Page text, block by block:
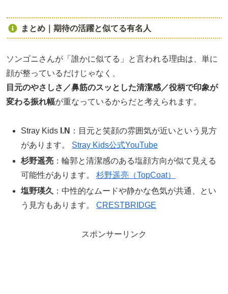
まとめ｜期待の活躍と似てる有名人
ソンゴニさんが「誰かに似てる」と言われる理由は、単に
顔が整っているだけじゃなく、
目元のやさしさ／鼻筋のスッとした清潔感／役柄で印象が
変わる振れ幅が重なっているからだと考えられます。
Stray Kids I.N ：目元と笑顔の雰囲気が近いという見方
があります。 Stray Kids公式YouTube
杉野遥亮 ：輪郭と清潔感のある塩顔方向が似て見える
可能性があります。杉野遥亮（TopCoat）
塩野瑛久 ：中性的なムードや静かな色気が共通、とい
う見方もあります。CRESTBRIDGE
スポンサーリンク